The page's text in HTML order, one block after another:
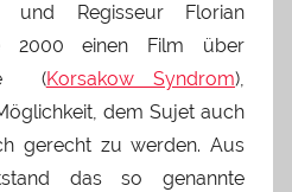
und Regisseur Florian
2000 einen Film über
(Korsakow Syndrom),
dem Sujet auch
gerecht zu werden. Aus
das so genannte